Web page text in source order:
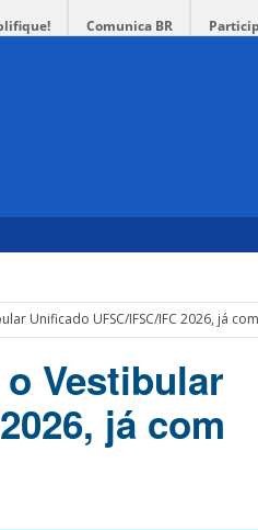
Comunica BR
Unificado UFSC/IFSC/IFC 2026, já
Vestibular
já com